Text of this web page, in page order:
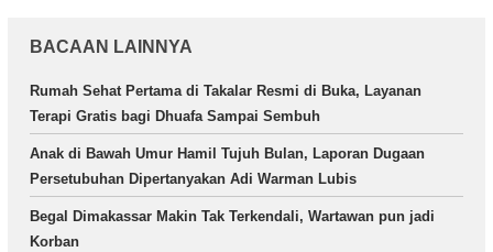
BACAAN LAINNYA
Rumah Sehat Pertama di Takalar Resmi di Buka, Layanan
Terapi Gratis bagi Dhuafa Sampai Sembuh
Anak di Bawah Umur Hamil Tujuh Bulan, Laporan Dugaan
Persetubuhan Dipertanyakan Adi Warman Lubis
Begal Dimakassar Makin Tak Terkendali, Wartawan pun jadi
Korban